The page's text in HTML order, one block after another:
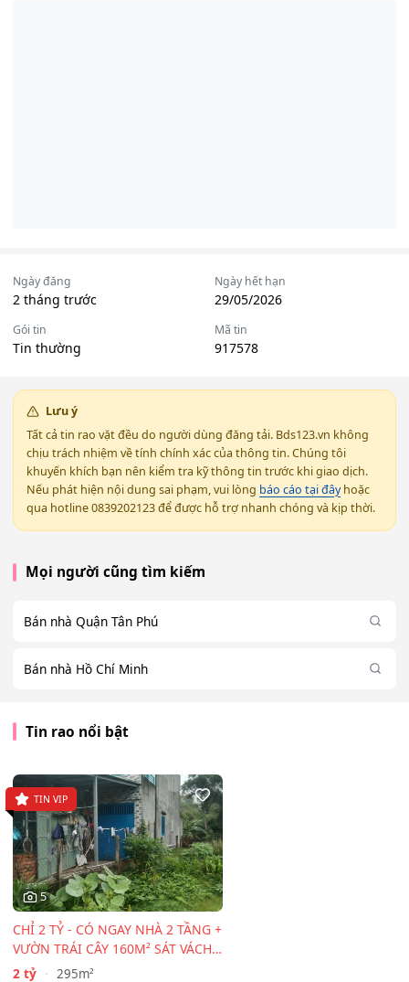
Ngày đăng
2 tháng trước
Ngày hết hạn
29/05/2026
Gói tin
Tin thường
Mã tin
917578
Lưu ý
Tất cả tin rao vặt đều do người dùng đăng tải. Bds123.vn không
chịu trách nhiệm về tính chính xác của thông tin. Chúng tôi
khuyến khích bạn nên kiểm tra kỹ thông tin trước khi giao dịch.
Nếu phát hiện nội dung sai phạm, vui lòng báo cáo tại đâyhoặc
qua hotline 0839202123 để được hỗ trợ nhanh chóng và kịp thời.
Mọi người cũng tìm kiếm
Bán nhà Quận Tân Phú
Bán nhà Hồ Chí Minh
Tin rao nổi bật
5
TIN VIP
CHỈ 2 TỶ - CÓ NGAY NHÀ 2 TẦNG +
VƯỜN TRÁI CÂY 160M² SÁT VÁCH
TP.HCM!
2 tỷ 295m²